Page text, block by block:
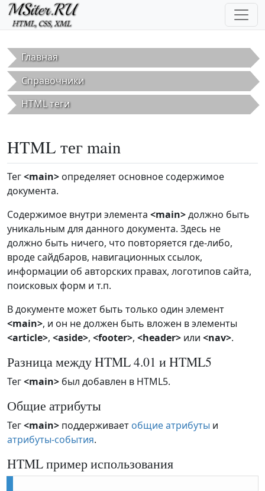
Перейти к основному содержанию
Главная
Справочники
HTML теги
HTML тег main
Тег<main> определяет основное содержимое
документа.
Содержимое внутри элемента <main>должно быть
уникальным для данного документа. Здесь не
должно быть ничего, что повторяется где-либо,
вроде сайдбаров, навигационных ссылок,
информации об авторских правах, логотипов сайта,
поисковых форм и т.п.
В документе может быть только один элемент
<main>, и он не должен быть вложен в элементы
<article>, <aside>, <footer>, <header> или <nav>.
Разница между HTML 4.01 и HTML5
Тег<main> был добавлен в HTML5.
Общие атрибуты
Тег<main> поддерживает общие атрибуты и
атрибуты-события.
HTML пример использования